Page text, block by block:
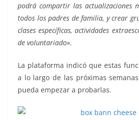
podrá compartir las actualizaciones
todos los padres de familia, y crear
clases específicas, actividades
de voluntariado».
La plataforma indicó que estas
a lo largo de las próximas
pueda empezar a probarlas.